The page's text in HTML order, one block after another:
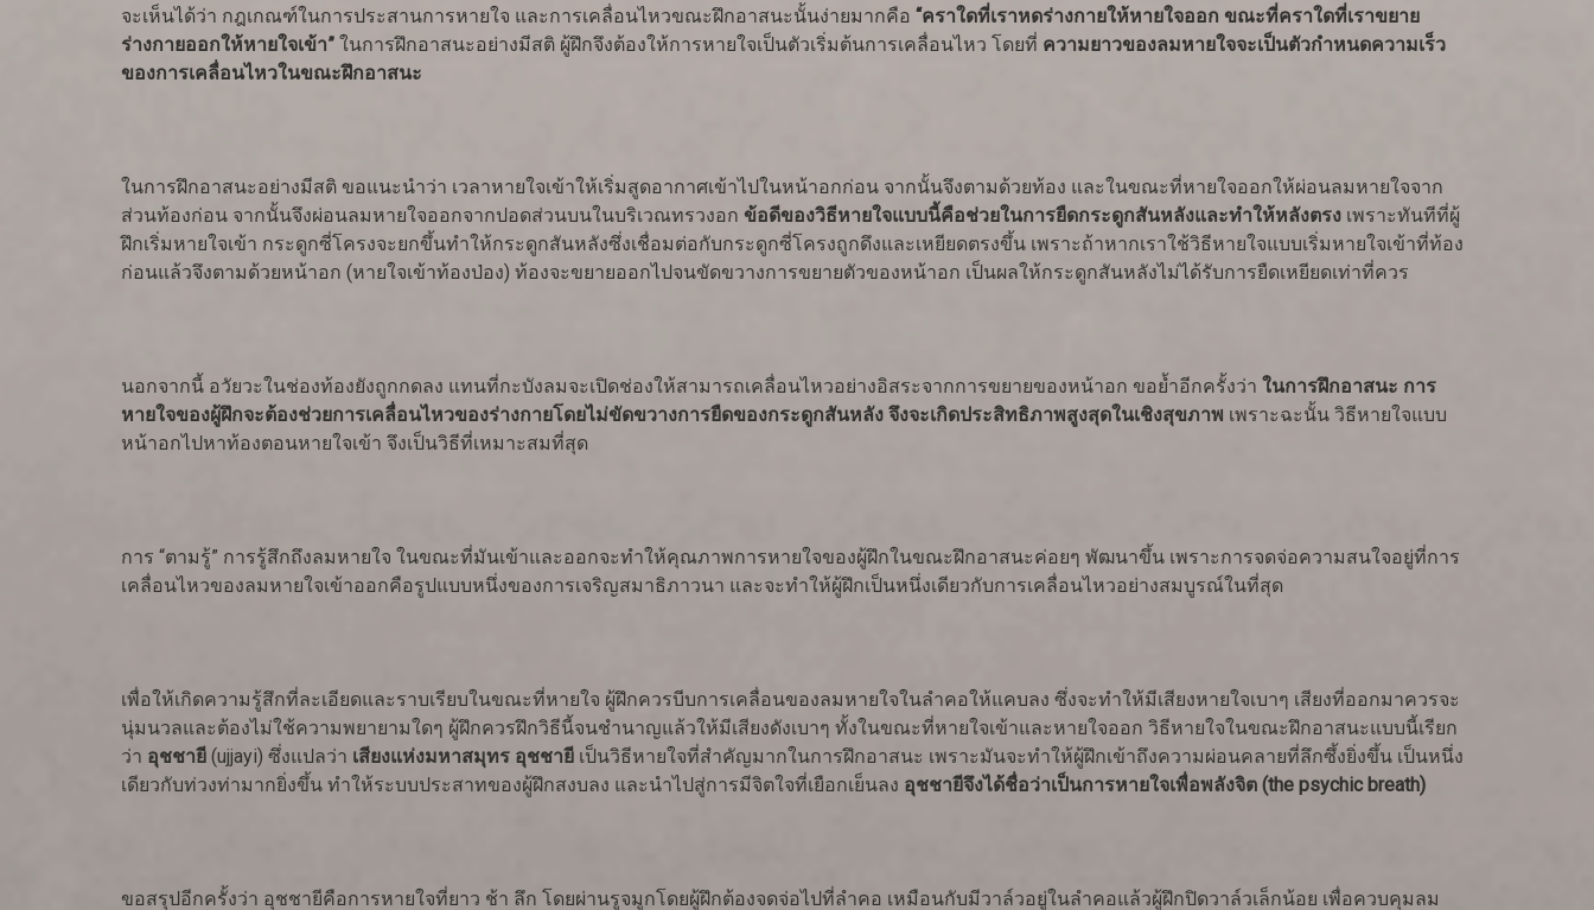
จะเห็นได้ว่า กฎเกณฑ์ในการประสานการหายใจ และการเคลื่อนไหวขณะฝึกอาสนะนั้นง่ายมากคือ “คราใดที่เราหดร่างกายให้หายใจออก ขณะที่คราใดที่เราขยาย
ร่างกายออกให้หายใจเข้า” ในการฝึกอาสนะอย่างมีสติ ผู้ฝึกจึงต้องให้การหายใจเป็นตัวเริ่มต้นการเคลื่อนไหว โดยที่ ความยาวของลมหายใจจะเป็นตัวกำหนดความเร็ว
ของการเคลื่อนไหวในขณะฝึกอาสนะ
ในการฝึกอาสนะอย่างมีสติ ขอแนะนำว่า เวลาหายใจเข้าให้เริ่มสูดอากาศเข้าไปในหน้าอกก่อน จากนั้นจึงตามด้วยท้อง และในขณะที่หายใจออกให้ผ่อนลมหายใจจาก
ส่วนท้องก่อน จากนั้นจึงผ่อนลมหายใจออกจากปอดส่วนบนในบริเวณทรวงอก ข้อดีของวิธีหายใจแบบนี้คือช่วยในการยืดกระดูกสันหลังและทำให้หลังตรง เพราะทันทีที่ผู้
ฝึกเริ่มหายใจเข้า กระดูกซี่โครงจะยกขึ้นทำให้กระดูกสันหลังซึ่งเชื่อมต่อกับกระดูกซี่โครงถูกดึงและเหยียดตรงขึ้น เพราะถ้าหากเราใช้วิธีหายใจแบบเริ่มหายใจเข้าที่ท้อง
ก่อนแล้วจึงตามด้วยหน้าอก (หายใจเข้าท้องป่อง) ท้องจะขยายออกไปจนขัดขวางการขยายตัวของหน้าอก เป็นผลให้กระดูกสันหลังไม่ได้รับการยืดเหยียดเท่าที่ควร
นอกจากนี้ อวัยวะในช่องท้องยังถูกกดลง แทนที่กะบังลมจะเปิดช่องให้สามารถเคลื่อนไหวอย่างอิสระจากการขยายของหน้าอก ขอย้ำอีกครั้งว่า ในการฝึกอาสนะ การ
หายใจของผู้ฝึกจะต้องช่วยการเคลื่อนไหวของร่างกายโดยไม่ขัดขวางการยืดของกระดูกสันหลัง จึงจะเกิดประสิทธิภาพสูงสุดในเชิงสุขภาพ เพราะฉะนั้น วิธีหายใจแบบ
หน้าอกไปหาท้องตอนหายใจเข้า จึงเป็นวิธีที่เหมาะสมที่สุด
การ “ตามรู้” การรู้สึกถึงลมหายใจ ในขณะที่มันเข้าและออกจะทำให้คุณภาพการหายใจของผู้ฝึกในขณะฝึกอาสนะค่อยๆ พัฒนาขึ้น เพราะการจดจ่อความสนใจอยู่ที่การ
เคลื่อนไหวของลมหายใจเข้าออกคือรูปแบบหนึ่งของการเจริญสมาธิภาวนา และจะทำให้ผู้ฝึกเป็นหนึ่งเดียวกับการเคลื่อนไหวอย่างสมบูรณ์ในที่สุด
เพื่อให้เกิดความรู้สึกที่ละเอียดและราบเรียบในขณะที่หายใจ ผู้ฝึกควรบีบการเคลื่อนของลมหายใจในลำคอให้แคบลง ซึ่งจะทำให้มีเสียงหายใจเบาๆ เสียงที่ออกมาควรจะ
นุ่มนวลและต้องไม่ใช้ความพยายามใดๆ ผู้ฝึกควรฝึกวิธีนี้จนชำนาญแล้วให้มีเสียงดังเบาๆ ทั้งในขณะที่หายใจเข้าและหายใจออก วิธีหายใจในขณะฝึกอาสนะแบบนี้เรียก
ว่า อุชชายี (ujjayi) ซึ่งแปลว่า เสียงแห่งมหาสมุทร อุชชายี เป็นวิธีหายใจที่สำคัญมากในการฝึกอาสนะ เพราะมันจะทำให้ผู้ฝึกเข้าถึงความผ่อนคลายที่ลึกซึ้งยิ่งขึ้น เป็นหนึ่ง
เดียวกับท่วงท่ามากยิ่งขึ้น ทำให้ระบบประสาทของผู้ฝึกสงบลง และนำไปสู่การมีจิตใจที่เยือกเย็นลง อุชชายีจึงได้ชื่อว่าเป็นการหายใจเพื่อพลังจิต (the psychic breath)
ขอสรุปอีกครั้งว่า อุชชายีคือการหายใจที่ยาว ช้า ลึก โดยผ่านรูจมูกโดยผู้ฝึกต้องจดจ่อไปที่ลำคอ เหมือนกับมีวาล์วอยู่ในลำคอแล้วผู้ฝึกปิดวาล์วเล็กน้อย เพื่อควบคุมลม